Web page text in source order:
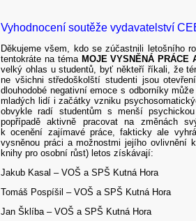
Vyhodnocení soutěže vydavatelství
Děkujeme všem, kdo se zúčastnili letošního
tentokráte na téma MOJE VYSNĚNÁ PRÁCE
velký ohlas u studentů, byť někteří říkali, že
ne všichni středoškolští studenti jsou
dlouhodobé negativní emoce s odborníky
mladých lidí i začátky vzniku
obvykle radí studentům s menší
popřípadě aktivně pracovat na změnách
k ocenění zajímavé práce, fakticky ale
vysněnou práci a možnostmi jejího ovlivnění
knihy pro osobní růst) letos získávají:
Jakub Kasal – VOŠ a SPŠ Kutná Hora
Tomáš Pospíšil – VOŠ a SPŠ Kutná Hora
Jan Šklíba – VOŠ a SPŠ Kutná Hora